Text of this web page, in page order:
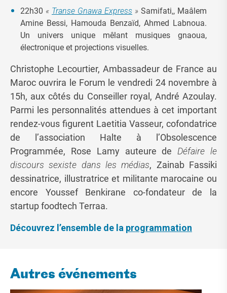
22h30 « Transe Gnawa Express » Samifati,, Maâlem
Amine Bessi, Hamouda Benzaïd, Ahmed Labnoua.
Un univers unique mêlant musiques gnaoua,
électronique et projections visuelles.
Christophe Lecourtier, Ambassadeur de France au
Maroc ouvrira le Forum le vendredi 24 novembre à
15h, aux côtés du Conseiller royal, André Azoulay.
Parmi les personnalités attendues à cet important
rendez-vous figurent Laetitia Vasseur, cofondatrice
de l’association Halte à l’Obsolescence
Programmée, Rose Lamy auteure deDéfaire le
discours sexiste dans les médias, Zainab Fassiki
dessinatrice, illustratrice et militante marocaine ou
encore Youssef Benkirane co-fondateur de la
startup foodtech Terraa.
Découvrez l’ensemble de la programmation
Autres événements